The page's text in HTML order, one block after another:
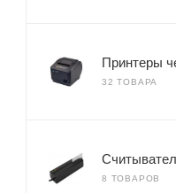
Принтеры
32 ТОВАРА
8 ТОВАРОВ